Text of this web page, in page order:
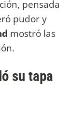
pensada
pudor y
mostró las
su tapa